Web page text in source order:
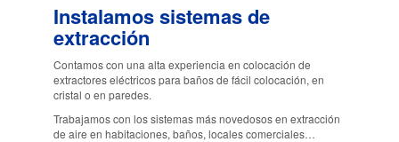
Instalamos sistemas de
extracción
Contamos con una alta experiencia en colocación de
extractores eléctricos para baños de fácil colocación, en
cristal o en paredes.
Trabajamos con los sistemas más novedosos en extracción
de aire en habitaciones, baños, locales comerciales…